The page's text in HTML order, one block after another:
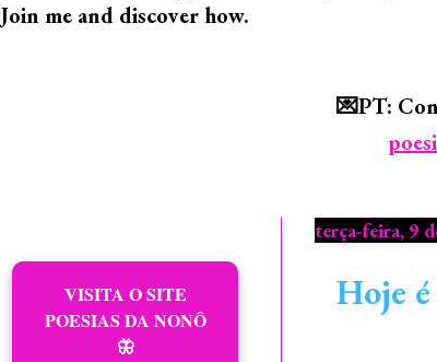
Join me and discover how.
💌PT:
terça-feira, 9
Hoje
VISITA O SITE
POESIAS DA NONÔ
🦋